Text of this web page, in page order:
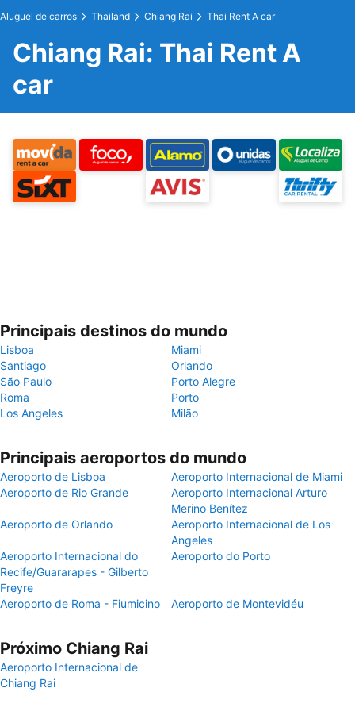
Aluguel de carros Thailand Chiang Rai Thai Rent A car
Chiang Rai: Thai Rent A
car
Principais destinos do mundo
Lisboa
Miami
Santiago
Orlando
São Paulo
Porto Alegre
Roma
Porto
Los Angeles
Milão
Principais aeroportos do mundo
Aeroporto de Lisboa
Aeroporto Internacional de Miami
Aeroporto de Rio Grande
Aeroporto Internacional Arturo
Merino Benítez
Aeroporto de Orlando
Aeroporto Internacional de Los
Angeles
Aeroporto Internacional do
Recife/Guararapes - Gilberto
Freyre
Aeroporto do Porto
Aeroporto de Roma - Fiumicino Aeroporto de Montevidéu
Próximo Chiang Rai
Aeroporto Internacional de
Chiang Rai